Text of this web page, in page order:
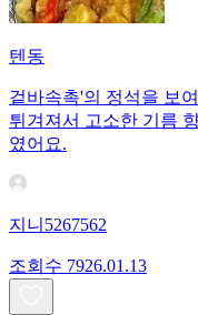
텐동
겉바속촉'의 정석을 보
튀겨져서 고소한 기름
였어요.
지니5267562
조회수 7926.01.13